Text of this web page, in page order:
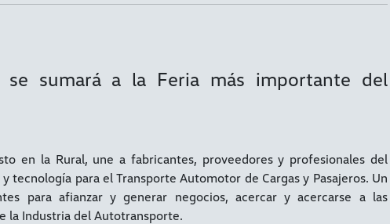
se sumará a la Feria más importante del
en la Rural, une a fabricantes, proveedores y profesionales del
tecnología para el Transporte Automotor de Cargas y Pasajeros. Un
para afianzar y generar negocios, acercar y acercarse a las
la Industria del Autotransporte.